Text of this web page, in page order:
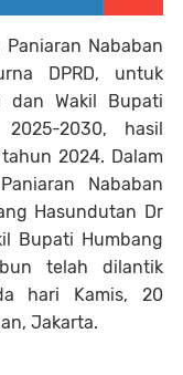
Nababan
DPRD, untuk
dan Wakil Bupati
2030, hasil
2024. Dalam
Nababan
Hasundutan Dr
Bupati Humbang
telah dilantik
hari Kamis, 20
Jakarta.